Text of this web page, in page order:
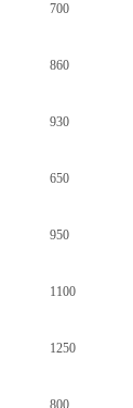
700
860
930
650
950
1100
1250
800